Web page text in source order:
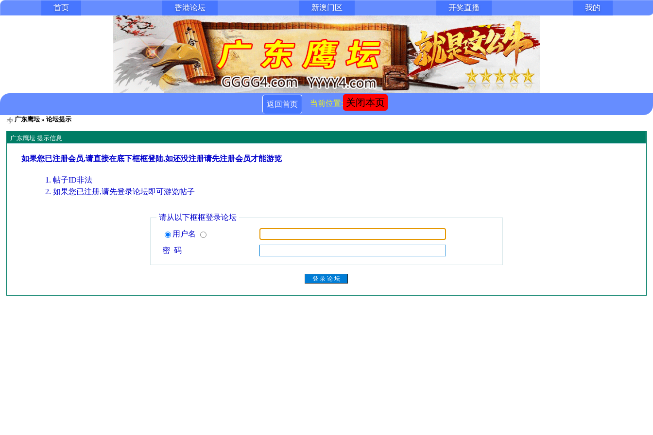
首页 香港论坛 新澳门区 开奖直播 我的
返回首页 当前位置: 关闭本页
广东鹰坛» 论坛提示
广东鹰坛 提示信息
如果您已注册会员,请直接在底下框框登陆,如还没注册请先注册会员才能游览
帖子ID非法
如果您已注册,请先登录论坛即可游览帖子
请从以下框框登录论坛
用户名
密 码